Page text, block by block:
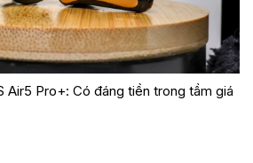
Air5 Pro+: Có đáng tiền trong tầm giá